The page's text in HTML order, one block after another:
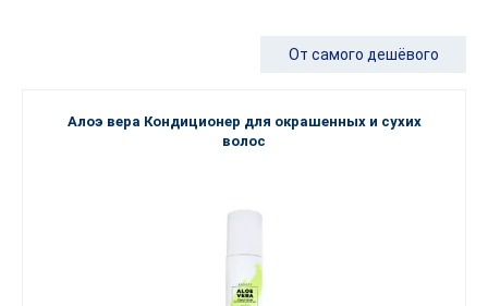
От самого дешёвого
Алоэ вера Кондиционер для окрашенных и сухих
волос